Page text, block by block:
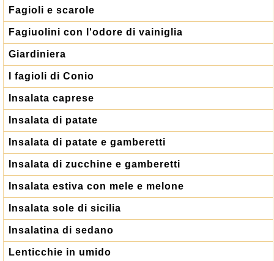
Fagioli e scarole
Fagiuolini con l'odore di vainiglia
Giardiniera
I fagioli di Conio
Insalata caprese
Insalata di patate
Insalata di patate e gamberetti
Insalata di zucchine e gamberetti
Insalata estiva con mele e melone
Insalata sole di sicilia
Insalatina di sedano
Lenticchie in umido